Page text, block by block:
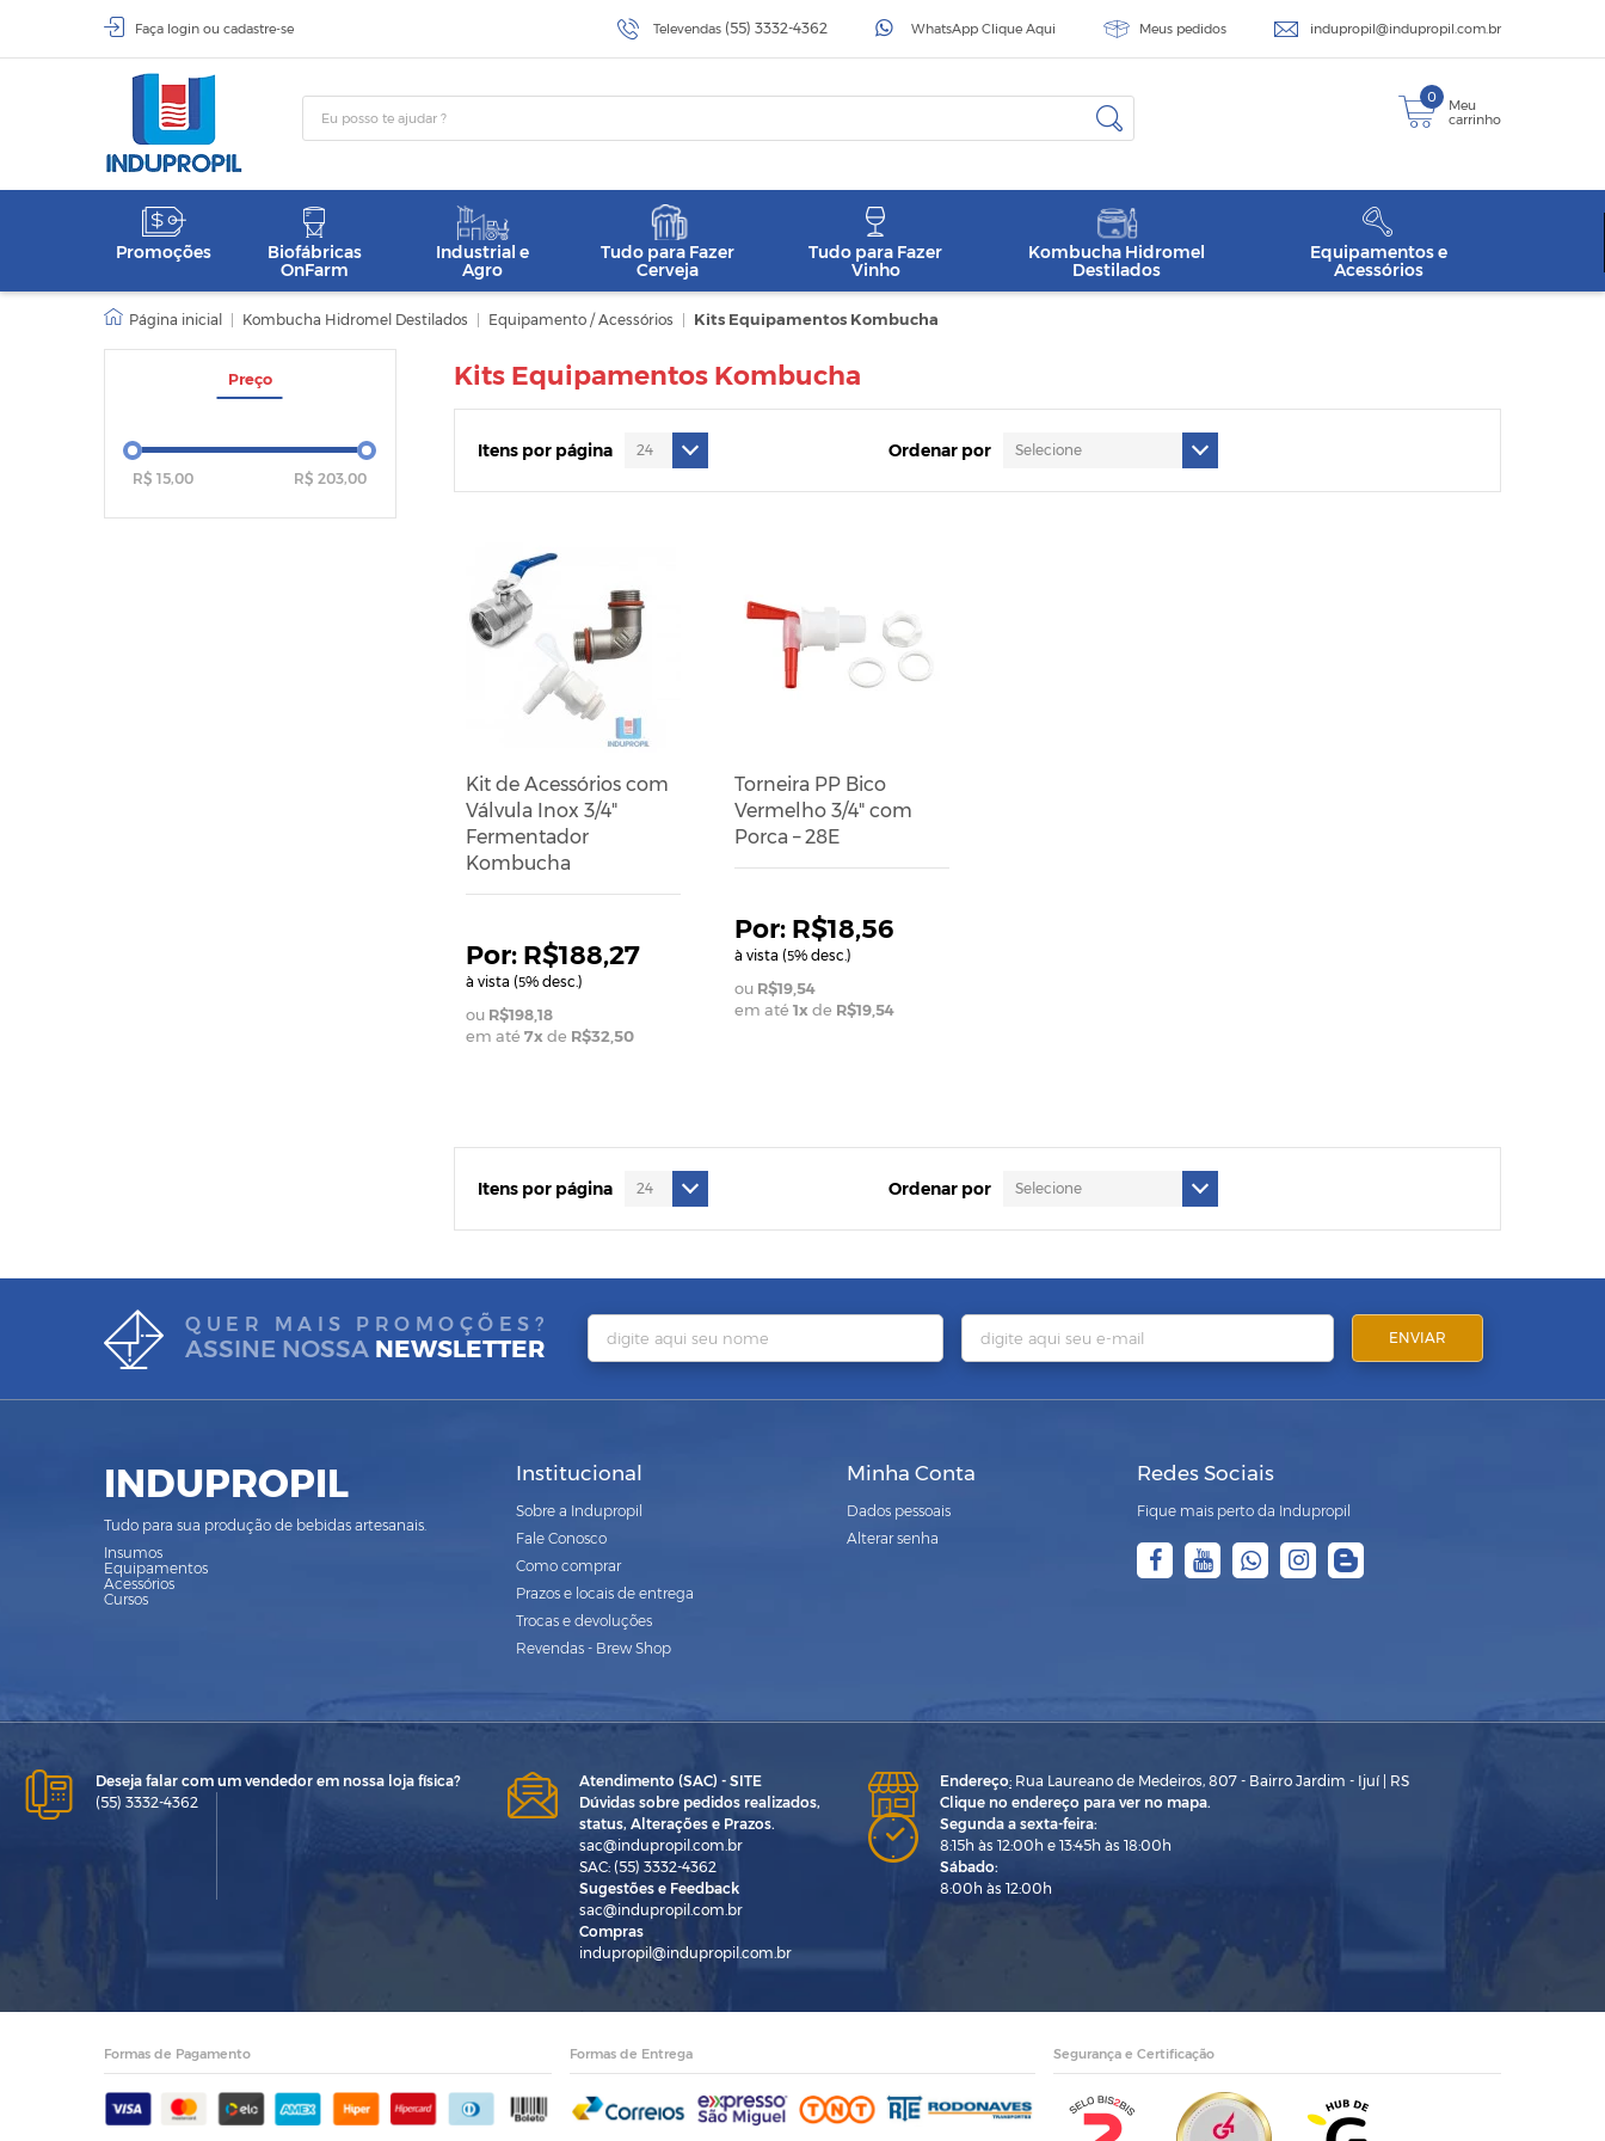
Faça login ou cadastre-se Televendas (55) 3332-4362 WhatsApp Clique Aqui Meus pedidos indupropil@indupropil.com.br
0
Meu
carrinho
Promoções
Biofábricas
OnFarm
Industrial e
Agro
Tudo para Fazer
Cerveja
Tudo para Fazer
Vinho
Kombucha Hidromel
Destilados
Equipamentos e
Acessórios
Kombucha Hidromel Destilados Equipamento / Acessórios Kits Equipamentos Kombucha
Preço
R$ 15,00 R$ 203,00
Kits Equipamentos Kombucha
Itens por página Ordenar por
Kit de Acessórios com
Válvula Inox 3/4"
Fermentador
Kombucha
R$188,27
à vista (5% desc.)
R$198,18
em até 7x de R$32,50
Torneira PP Bico
Vermelho 3/4" com
Porca – 28E
R$18,56
à vista (5% desc.)
R$19,54
em até 1x de R$19,54
Itens por página Ordenar por
QUER MAIS PROMOÇÕES?
ASSINE NOSSA NEWSLETTER
INDUPROPIL
Tudo para sua produção de bebidas artesanais.
Insumos
Equipamentos
Acessórios
Cursos
Institucional
Sobre a Indupropil
Fale Conosco
Como comprar
Prazos e locais de entrega
Trocas e devoluções
Revendas - Brew Shop
Minha Conta
Dados pessoais
Alterar senha
Redes Sociais
Fique mais perto da Indupropil
Deseja falar com um vendedor em nossa loja física?
(55) 3332-4362
Atendimento (SAC) - SITE
Dúvidas sobre pedidos realizados,
status, Alterações e Prazos.
sac@indupropil.com.br
SAC: (55) 3332-4362
Sugestões e Feedback
sac@indupropil.com.br
Compras
indupropil@indupropil.com.br
Endereço: Rua Laureano de Medeiros, 807 - Bairro Jardim - Ijuí | RS
Clique no endereço para ver no mapa.
Segunda a sexta-feira:
8:15h às 12:00h e 13:45h às 18:00h
Sábado:
8:00h às 12:00h
Formas de Pagamento Formas de Entrega Segurança e Certificação